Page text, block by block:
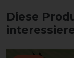
Diese